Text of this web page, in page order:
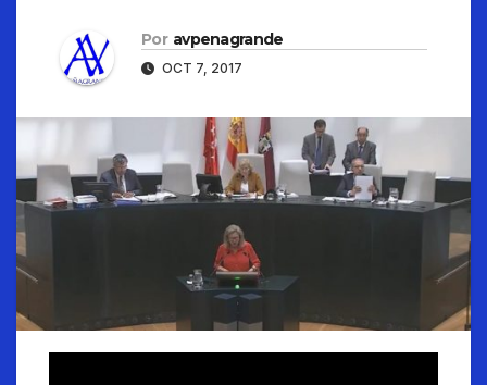
Por avpenagrande
OCT 7, 2017